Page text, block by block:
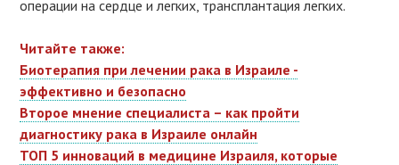
операции на сердце и легких, трансплантация легких.
Читайте также:
Биотерапия при лечении рака в Израиле -
эффективно и безопасно
Второе мнение специалиста – как пройти
диагностику рака в Израиле онлайн
ТОП 5 инноваций в медицине Израиля, которые